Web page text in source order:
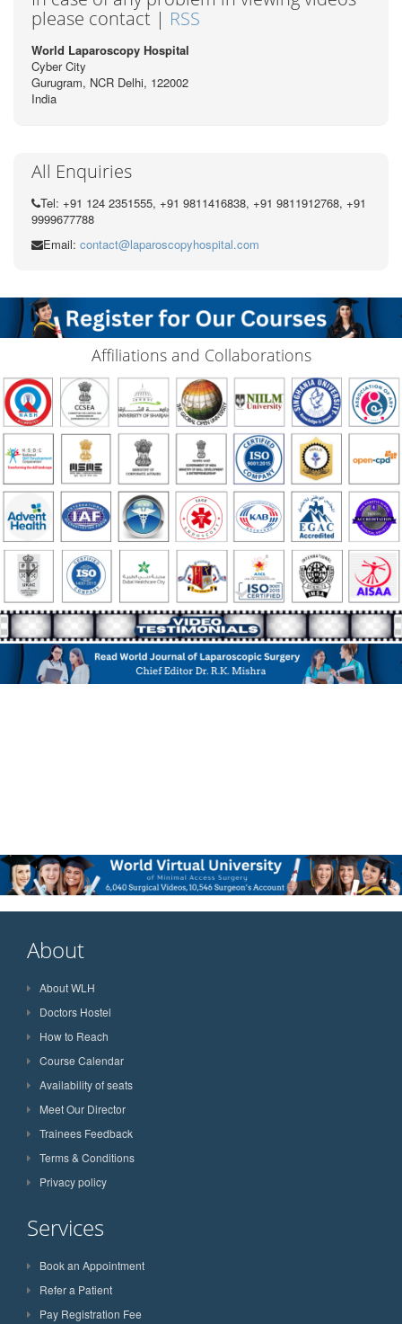
please contact | RSS
World Laparoscopy Hospital
Cyber City
Gurugram, NCR Delhi, 122002
India
All Enquiries
Tel: +91 124 2351555, +91 9811416838, +91 9811912768, +91
9999677788
Email: contact@laparoscopyhospital.com
Affiliations and Collaborations
About
About WLH
Doctors Hostel
How to Reach
Course Calendar
Availability of seats
Meet Our Director
Trainees Feedback
Terms & Conditions
Privacy policy
Services
Book an Appointment
Refer a Patient
Pay Registration Fee